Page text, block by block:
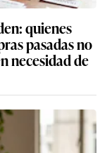
quienes
pasadas no
necesidad de